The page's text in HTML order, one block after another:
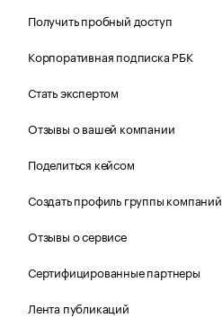
Получить пробный доступ
Корпоративная подписка РБК
Стать экспертом
Отзывы о вашей компании
Поделиться кейсом
Создать профиль группы компаний
Отзывы о сервисе
Сертифицированные партнеры
Лента публикаций